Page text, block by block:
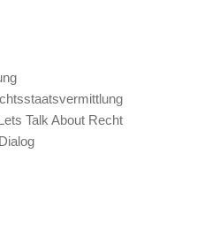
Talk About Recht